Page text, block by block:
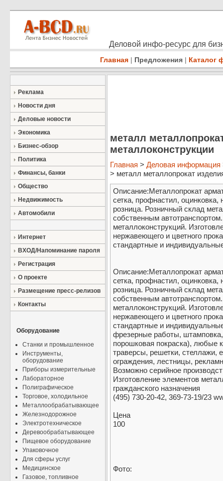
Деловой инфо-ресурс для
Главная | Предложения | Каталог
Реклама
Новости дня
Деловые новости
Экономика
Бизнес-обзор
Политика
Финансы, банки
Общество
Недвижимость
Автомобили
Интернет
ВХОД/Напоминание пароля
Регистрация
О проекте
Размещение пресс-релизов
Контакты
Оборудование
Станки и промышленное
Инструменты,
оборудование
Приборы измерительные
Лабораторное
Полиграфическое
Торговое, холодильное
Металлообрабатывающее
Железнодорожное
Электротехническое
Деревообрабатывающее
Пищевое оборудование
Упаковочное
Для сферы услуг
Медицинское
Газовое, топливное
металл
металлоконструкции
Главная > Деловая информация
> металл металлопрокат
Описание:Металлопрокат
сетка, профнастил, оцинковка,
розница. Розничный склад
собственным
металлоконструкций.
нержавеющего и цветного
стандартные и
Описание:Металлопрокат
сетка, профнастил, оцинковка,
розница. Розничный склад
собственным
металлоконструкций.
нержавеющего и цветного
стандартные и
фрезерные работы,
порошковая покраска), любые
траверсы, решетки, стеллажи,
ограждения, лестницы,
Возможно серийное
Изготовление элементов
гражданского назначения
(495) 730-20-42, 369-73-19/23
Цена
100
Фото: